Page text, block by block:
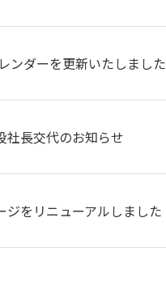
ンダーを更新いたしました
社長交代のお知らせ
ジをリニューアルしました